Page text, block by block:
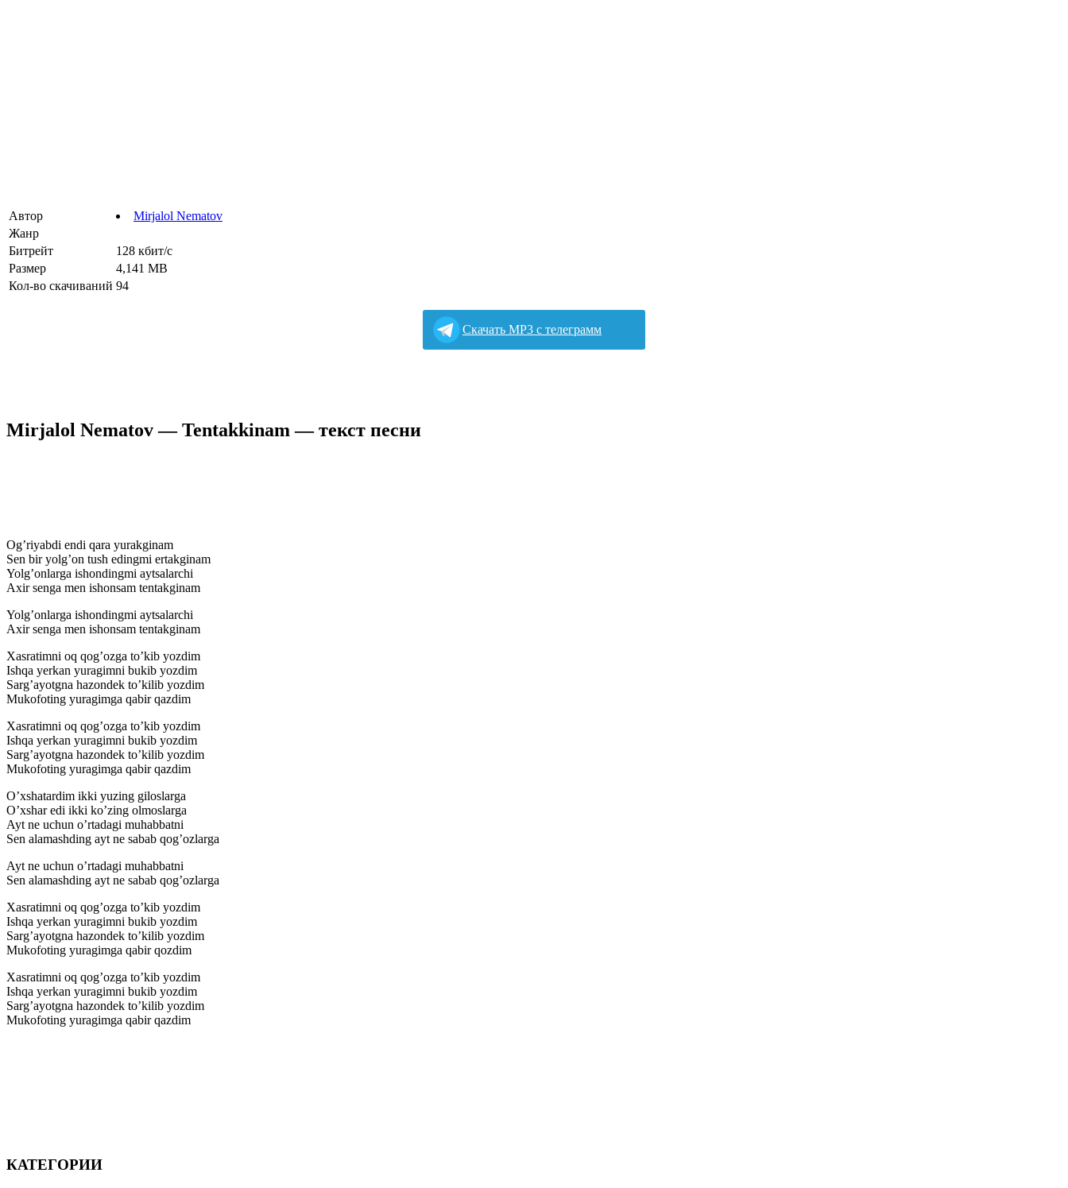
Автор
Mirjalol Nematov
Жанр
Битрейт
128 кбит/с
Размер
4,141 MB
Кол-во скачиваний 94
Cкачать MP3 с телеграмм
Mirjalol Nematov — Tentakkinam — текст песни
Og’riyabdi endi qara yurakginam
Sen bir yolg’on tush edingmi ertakginam
Yolg’onlarga ishondingmi aytsalarchi
Axir senga men ishonsam tentakginam
Yolg’onlarga ishondingmi aytsalarchi
Axir senga men ishonsam tentakginam
Xasratimni oq qog’ozga to’kib yozdim
Ishqa yerkan yuragimni bukib yozdim
Sarg’ayotgna hazondek to’kilib yozdim
Mukofoting yuragimga qabir qazdim
Xasratimni oq qog’ozga to’kib yozdim
Ishqa yerkan yuragimni bukib yozdim
Sarg’ayotgna hazondek to’kilib yozdim
Mukofoting yuragimga qabir qazdim
O’xshatardim ikki yuzing giloslarga
O’xshar edi ikki ko’zing olmoslarga
Ayt ne uchun o’rtadagi muhabbatni
Sen alamashding ayt ne sabab qog’ozlarga
Ayt ne uchun o’rtadagi muhabbatni
Sen alamashding ayt ne sabab qog’ozlarga
Xasratimni oq qog’ozga to’kib yozdim
Ishqa yerkan yuragimni bukib yozdim
Sarg’ayotgna hazondek to’kilib yozdim
Mukofoting yuragimga qabir qozdim
Xasratimni oq qog’ozga to’kib yozdim
Ishqa yerkan yuragimni bukib yozdim
Sarg’ayotgna hazondek to’kilib yozdim
Mukofoting yuragimga qabir qazdim
КАТЕГОРИИ